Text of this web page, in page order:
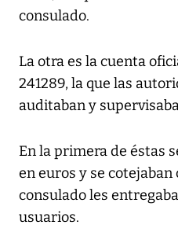
consulado.
La otra es la cuenta
241289, la que las
auditaban y
En la primera de éstas
en euros y se
consulado les
usuarios.